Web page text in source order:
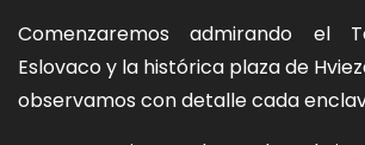
Comenzaremos admirando el
Eslovaco y la histórica plaza de
observamos con detalle cada